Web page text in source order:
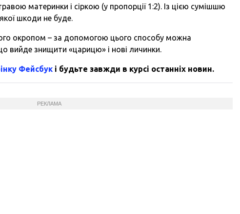
материнки і сіркою (у пропорції 1:2). Із цією сумішшю
шкоди не буде.
окропом – за допомогою цього способу можна
вийде знищити «царицю» і нові личинки.
Фейсбук і будьте завжди в курсі останніх новин.
РЕКЛАМА